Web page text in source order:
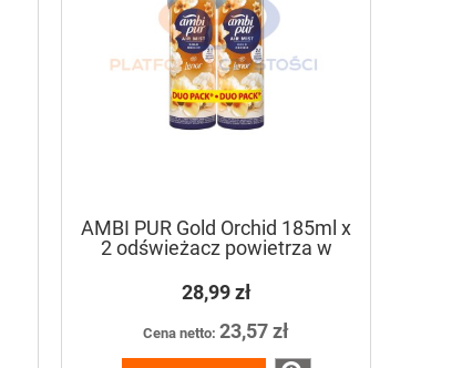
AMBI PUR Gold Orchid 185ml x
2 odświeżacz powietrza w
28,99 zł
Cena netto: 23,57 zł